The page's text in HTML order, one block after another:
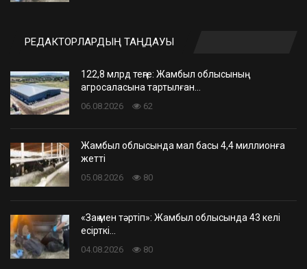
РЕДАКТОРЛАРДЫҢ ТАҢДАУЫ
122,8 млрд теңге: Жамбыл облысының
агросаласына тартылған…
06.08.2026 62
Жамбыл облысында мал басы 4,4 миллионға
жетті
05.08.2026 80
«Заң мен тәртіп»: Жамбыл облысында 43 келі
есірткі…
04.08.2026 80